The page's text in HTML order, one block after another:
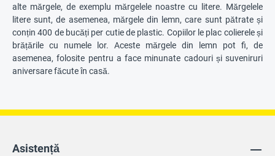
alte mărgele, de exemplu mărgelele noastre cu litere. Mărgelele
litere sunt, de asemenea, mărgele din lemn, care sunt pătrate și
conțin 400 de bucăți per cutie de plastic. Copiilor le plac colierele și
brățările cu numele lor. Aceste mărgele din lemn pot fi, de
asemenea, folosite pentru a face minunate cadouri și suveniruri
aniversare făcute în casă.
Asistență